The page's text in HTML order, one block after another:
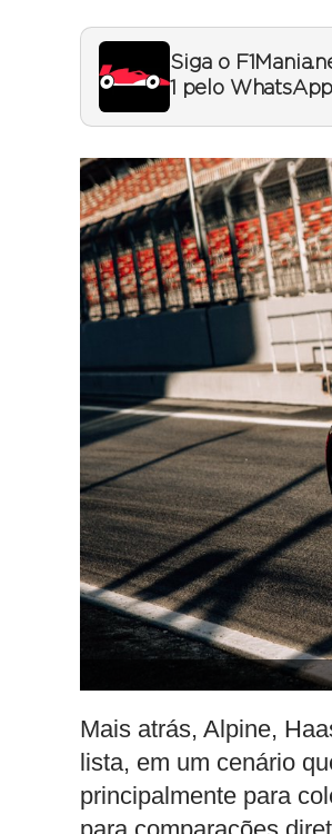
Siga o
1 pelo
Mais atrás, Alpine,
lista, em um cenário
principalmente para